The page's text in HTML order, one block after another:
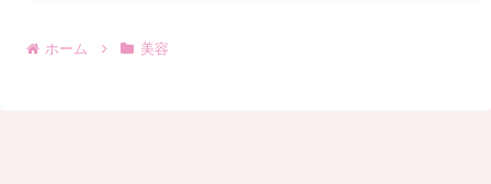
ホーム 美容